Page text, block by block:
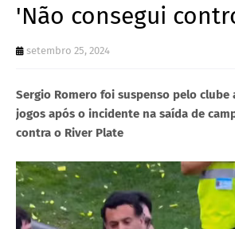
'Não consegui
setembro 25, 2024
Sergio Romero foi suspenso pelo
jogos após o incidente na saída de
contra o River Plate